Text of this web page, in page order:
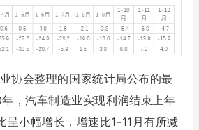
会整理的国家统计局公布的最
，汽车制造业实现利润结束上年
呈小幅增长，增速比1-11月有所减